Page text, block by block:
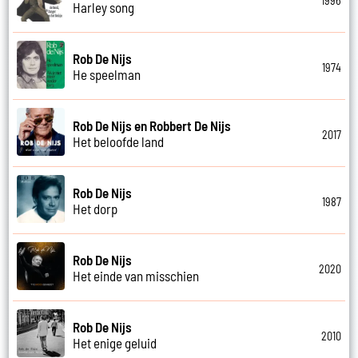
Harley song
Rob De Nijs
He speelman
1974
Rob De Nijs en Robbert De Nijs
Het beloofde land
2017
Rob De Nijs
Het dorp
1987
Rob De Nijs
Het einde van misschien
2020
Rob De Nijs
Het enige geluid
2010